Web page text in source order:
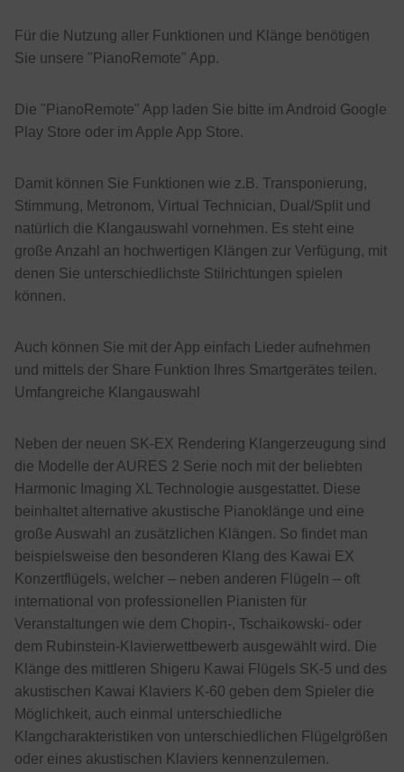
Für die Nutzung aller Funktionen und Klänge benötigen
Sie unsere "PianoRemote" App.
Die "PianoRemote" App laden Sie bitte im Android Google
Play Store oder im Apple App Store.
Damit können Sie Funktionen wie z.B. Transponierung,
Stimmung, Metronom, Virtual Technician, Dual/Split und
natürlich die Klangauswahl vornehmen. Es steht eine
große Anzahl an hochwertigen Klängen zur Verfügung, mit
denen Sie unterschiedlichste Stilrichtungen spielen
können.
Auch können Sie mit der App einfach Lieder aufnehmen
und mittels der Share Funktion Ihres Smartgerätes teilen.
Umfangreiche Klangauswahl
Neben der neuen SK-EX Rendering Klangerzeugung sind
die Modelle der AURES 2 Serie noch mit der beliebten
Harmonic Imaging XL Technologie ausgestattet. Diese
beinhaltet alternative akustische Pianoklänge und eine
große Auswahl an zusätzlichen Klängen. So findet man
beispielsweise den besonderen Klang des Kawai EX
Konzertflügels, welcher – neben anderen Flügeln – oft
international von professionellen Pianisten für
Veranstaltungen wie dem Chopin-, Tschaikowski- oder
dem Rubinstein-Klavierwettbewerb ausgewählt wird. Die
Klänge des mittleren Shigeru Kawai Flügels SK-5 und des
akustischen Kawai Klaviers K-60 geben dem Spieler die
Möglichkeit, auch einmal unterschiedliche
Klangcharakteristiken von unterschiedlichen Flügelgrößen
oder eines akustischen Klaviers kennenzulernen.